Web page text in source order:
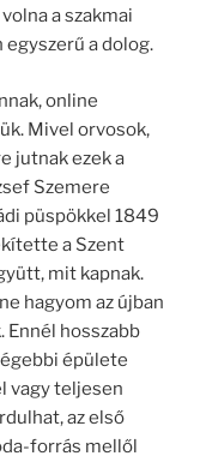
a szakmai
a dolog.
online
Mivel orvosok,
jutnak ezek a
Szemere
püspökkel 1849
a Szent
mit kapnak.
hagyom az újban
Ennél hosszabb
épülete
vagy teljesen
az első
forrás mellől